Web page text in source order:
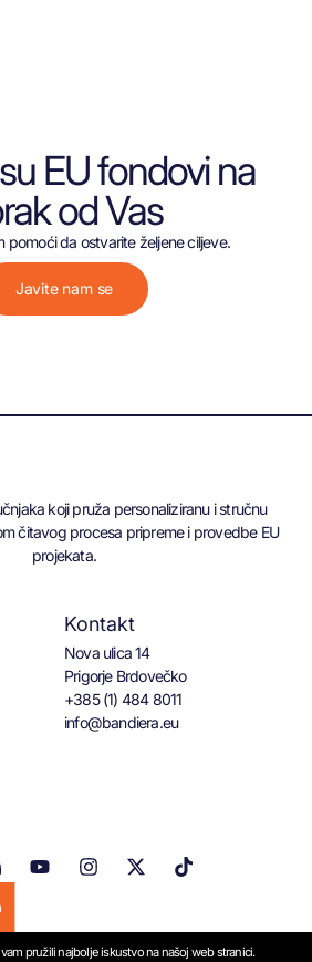
pružili najbolje iskustvo na našoj web stranici.
EU fondovi na
od Vas
pomoći da ostvarite željene ciljeve.
Javite nam se
koji pruža personaliziranu i stručnu
čitavog procesa pripreme i provedbe EU
projekata.
Kontakt
Nova ulica 14
Prigorje Brdovečko
+385 (1) 484 8011
info@bandiera.eu